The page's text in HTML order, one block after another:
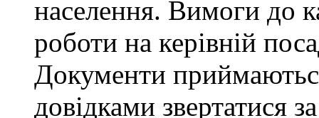
населення. Вимоги до
роботи на керівній
Документи
довідками звертатися